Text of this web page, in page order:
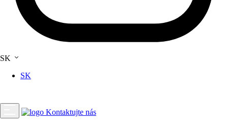
SK
SK
Kontaktujte nás